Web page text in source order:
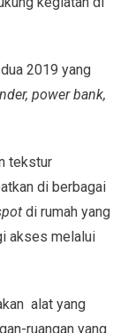
2019 yang
power bank,
tekstur
di berbagai
di rumah yang
akses melalui
alat yang
ruangan yang